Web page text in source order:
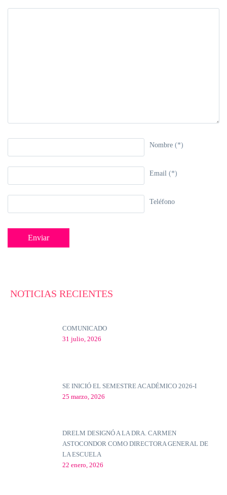
Nombre (*)
Email (*)
Teléfono
NOTICIAS RECIENTES
COMUNICADO
31 julio, 2026
SE INICIÓ EL SEMESTRE ACADÉMICO 2026-I
25 marzo, 2026
DRELM DESIGNÓ A LA DRA. CARMEN
ASTOCONDOR COMO DIRECTORA GENERAL DE
LA ESCUELA
22 enero, 2026